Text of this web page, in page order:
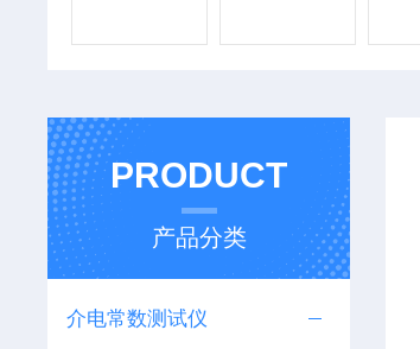
PRODUCT
产品分类
介电常数测试仪